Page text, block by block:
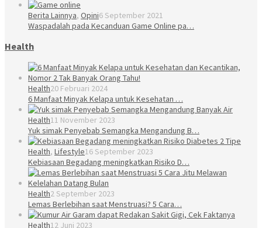
Berita Lainnya, Opini6 September 2021
Waspadalah pada Kecanduan Game Online pa…
Health
Health20 Februari 2024
6 Manfaat Minyak Kelapa untuk Kesehatan …
Health11 November 2023
Yuk simak Penyebab Semangka Mengandung B…
Health, Lifestyle16 September 2023
Kebiasaan Begadang meningkatkan Risiko D…
Health2 September 2023
Lemas Berlebihan saat Menstruasi? 5 Cara…
Health12 Juni 2023